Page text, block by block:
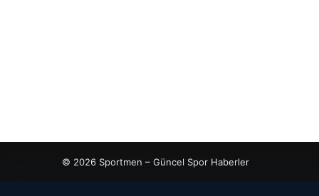
© 2026 Sportmen – Güncel Spor Haberler